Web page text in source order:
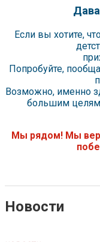
Если вы хотите,
Попробуйте,
Возможно, именно
большим
Мы рядом! Мы
Новости